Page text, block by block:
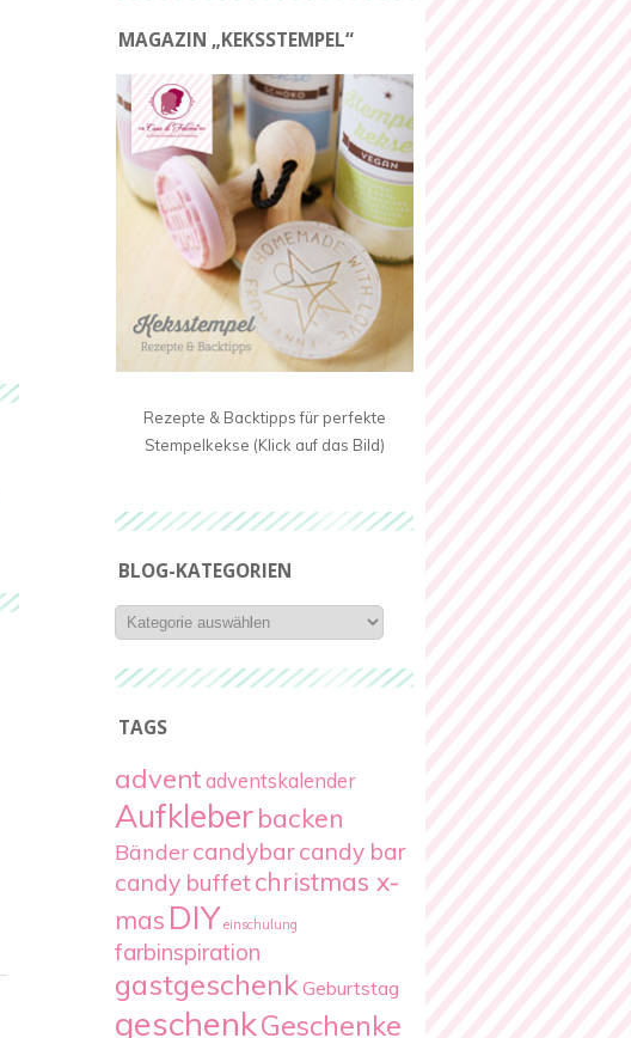
MAGAZIN „KEKSSTEMPEL“
Rezepte & Backtipps für perfekte
Stempelkekse (Klick auf das Bild)
BLOG-KATEGORIEN
Blog-
Kategorien
TAGS
advent adventskalender
Aufkleberbacken
Bändercandybarcandy bar
candy buffetchristmas x-
mas DIY einschulung
farbinspiration
gastgeschenkGeburtstag
geschenkGeschenke